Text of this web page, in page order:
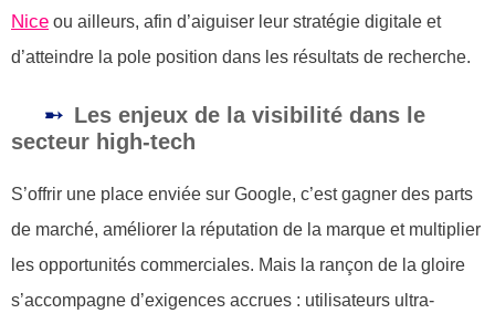
Nice ou ailleurs, afin d’aiguiser leur stratégie digitale et
d’atteindre la pole position dans les résultats de recherche.
Les enjeux de la visibilité dans le
secteur high-tech
S’offrir une place enviée sur Google, c’est gagner des parts
de marché, améliorer la réputation de la marque et multiplier
les opportunités commerciales. Mais la rançon de la gloire
s’accompagne d’exigences accrues : utilisateurs ultra-